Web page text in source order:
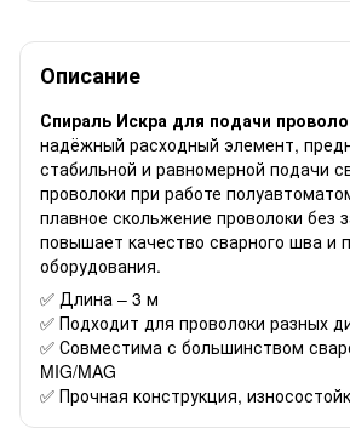
Описание
Спираль Искра для подачи
надёжный расходный элемент,
стабильной и равномерной подачи
проволоки при работе
плавное скольжение проволоки без
повышает качество сварного шва и
оборудования.
✅ Длина – 3 м
✅ Подходит для проволоки разных
✅ Совместима с большинством
MIG/MAG
✅ Прочная конструкция,